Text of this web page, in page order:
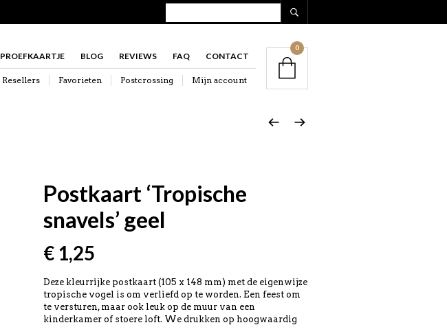
PROEFKAARTJE BLOG REVIEWS FAQ CONTACT
Resellers Favorieten Postcrossing Mijn account
0
Postkaart ‘Tropische
snavels’ geel
€1,25
Deze kleurrijke postkaart (105 x 148 mm) met de eigenwijze
tropische vogel is om verliefd op te worden. Een feest om
te versturen, maar ook leuk op de muur van een
kinderkamer of stoere loft. We drukken op hoogwaardig